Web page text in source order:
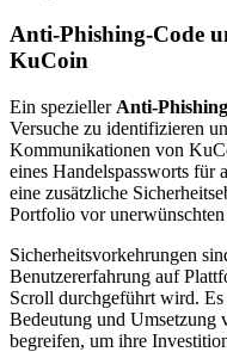
Anti-Phishing-Code
KuCoin
Ein spezieller Anti-Phishing
Versuche zu identifizieren
Kommunikationen von
eines Handelspassworts für
eine zusätzliche
Portfolio vor
Sicherheitsvorkehrungen
Benutzererfahrung auf
Scroll durchgeführt wird. Es
Bedeutung und Umsetzung
begreifen, um ihre